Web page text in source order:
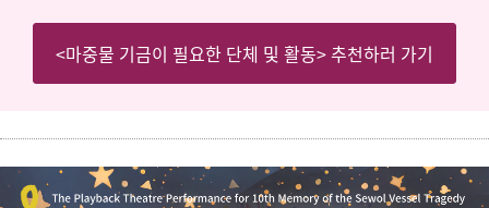
<마중물 기금이 필요한 단체 및 활동> 추천하러 가기